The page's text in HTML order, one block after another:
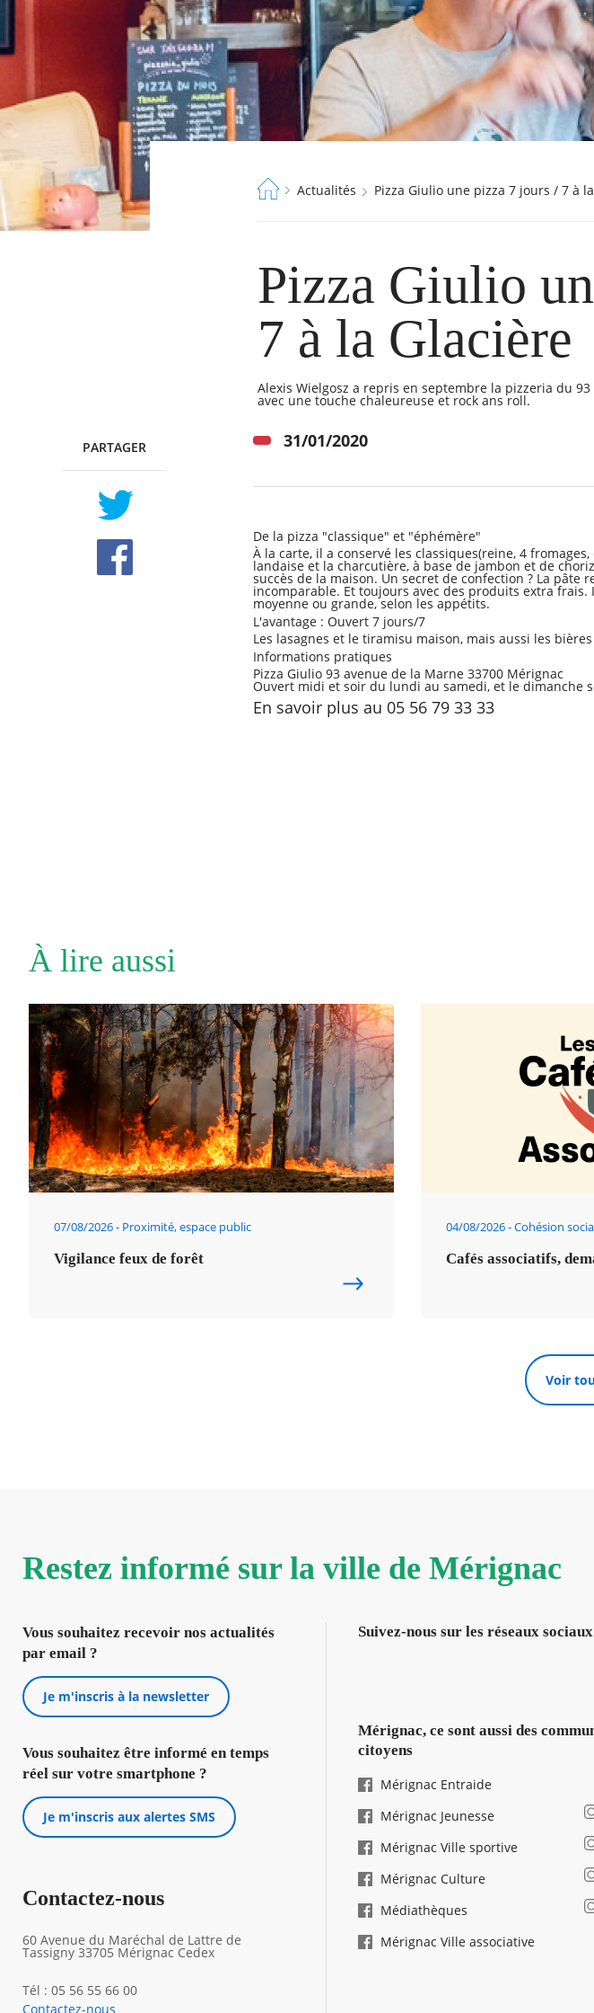
RECHERCHER ...
Fil
Actualités Pizza Giulio une pizza 7 jours / 7 à
Pizza Giulio
7 à la Glacière
Alexis Wielgosz a repris en septembre la pizzeria du
avec une touche chaleureuse et rock ans roll.​
PARTAGER
TWITTER
FACEBOOK
31/01/2020
De la pizza "classique" et "éphémère"
À la carte, il a conservé les classiques(reine, 4
landaise et la charcutière, à base de jambon et de
succès de la maison. Un secret de confection ? La
incomparable. Et toujours avec des produits extra
moyenne ou grande, selon les appétits.
L'avantage : Ouvert 7 jours/7
Les lasagnes et le tiramisu maison, mais aussi les
Informations pratiques
Pizza Giulio 93 avenue de la Marne 33700 Mérignac
Ouvert midi et soir du lundi au samedi, et le dimanche
En savoir plus au 05 56 79 33 33
À lire aussi
07/08/2026 Proximité, espace public
Vigilance feux de forêt
04/08/2026 Cohésion
Cafés associatifs,
Voir
Restez informé sur la ville de Mérignac
Vous souhaitez recevoir nos actualités
par email ?
Je m'inscris à la newsletter
Vous souhaitez être informé en temps
réel sur votre smartphone ?
Je m'inscris aux alertes SMS
Contactez-nous
60 Avenue du Maréchal de Lattre de
Tassigny 33705 Mérignac Cedex
Tél : 05 56 55 66 00
Contactez-nous
Suivez-nous sur les réseaux sociaux
Mérignac, ce sont aussi des
citoyens
Mérignac Entraide
Mérignac Jeunesse
Mérignac Ville sportive
Mérignac Culture
Médiathèques
Mérignac Ville associative